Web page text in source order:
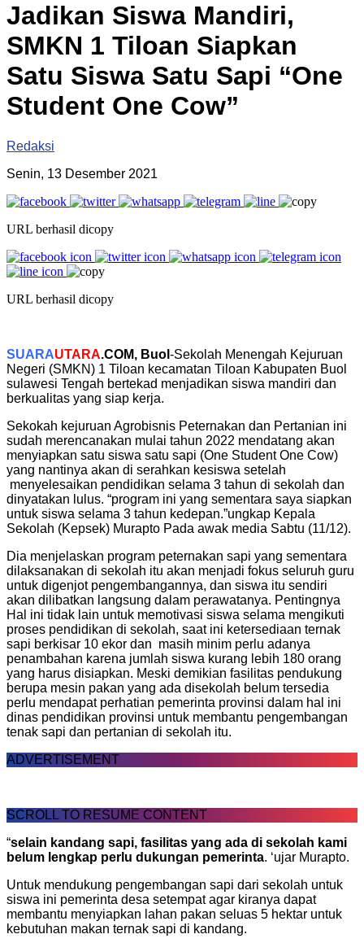
Jadikan Siswa Mandiri,
SMKN 1 Tiloan Siapkan
Satu Siswa Satu Sapi “One
Student One Cow”
Redaksi
Senin, 13 Desember 2021
URL berhasil dicopy
URL berhasil dicopy
SUARAUTARA.COM, Buol -Sekolah Menengah Kejuruan
Negeri (SMKN) 1 Tiloan kecamatan Tiloan Kabupaten Buol
sulawesi Tengah bertekad menjadikan siswa mandiri dan
berkualitas yang siap kerja.
Sekokah kejuruan Agrobisnis Peternakan dan Pertanian ini
sudah merencanakan mulai tahun 2022 mendatang akan
menyiapkan satu siswa satu sapi (One Student One Cow)
yang nantinya akan di serahkan kesiswa setelah
menyelesaikan pendidikan selama 3 tahun di sekolah dan
dinyatakan lulus. “program ini yang sementara saya siapkan
untuk siswa selama 3 tahun kedepan.”ungkap Kepala
Sekolah (Kepsek) Murapto Pada awak media Sabtu (11/12).
Dia menjelaskan program peternakan sapi yang sementara
dilaksanakan di sekolah itu akan menjadi fokus seluruh guru
untuk digenjot pengembangannya, dan siswa itu sendiri
akan dilibatkan langsung dalam perawatanya. Pentingnya
Hal ini tidak lain untuk memotivasi siswa selama mengikuti
proses pendidikan di sekolah, saat ini ketersediaan ternak
sapi berkisar 10 ekor dan masih minim perlu adanya
penambahan karena jumlah siswa kurang lebih 180 orang
yang harus disiapkan. Meski demikian fasilitas pendukung
berupa mesin pakan yang ada disekolah belum tersedia
perlu mendapat perhatian pemerinta provinsi dalam hal ini
dinas pendidikan provinsi untuk membantu pengembangan
tenak sapi dan pertanian di sekolah itu.
ADVERTISEMENT
SCROLL TO RESUME CONTENT
“selain kandang sapi, fasilitas yang ada di sekolah kami
belum lengkap perlu dukungan pemerinta. ‘ujar Murapto.
Untuk mendukung pengembangan sapi dari sekolah untuk
siswa ini pemerinta desa setempat agar kiranya dapat
membantu menyiapkan lahan pakan seluas 5 hektar untuk
kebutuhan makan ternak sapi di kandang.